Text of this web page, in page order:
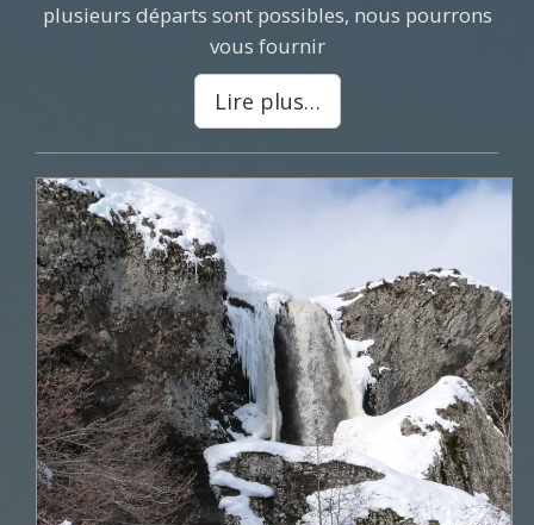
plusieurs départs sont possibles, nous pourrons
vous fournir
Lire plus…